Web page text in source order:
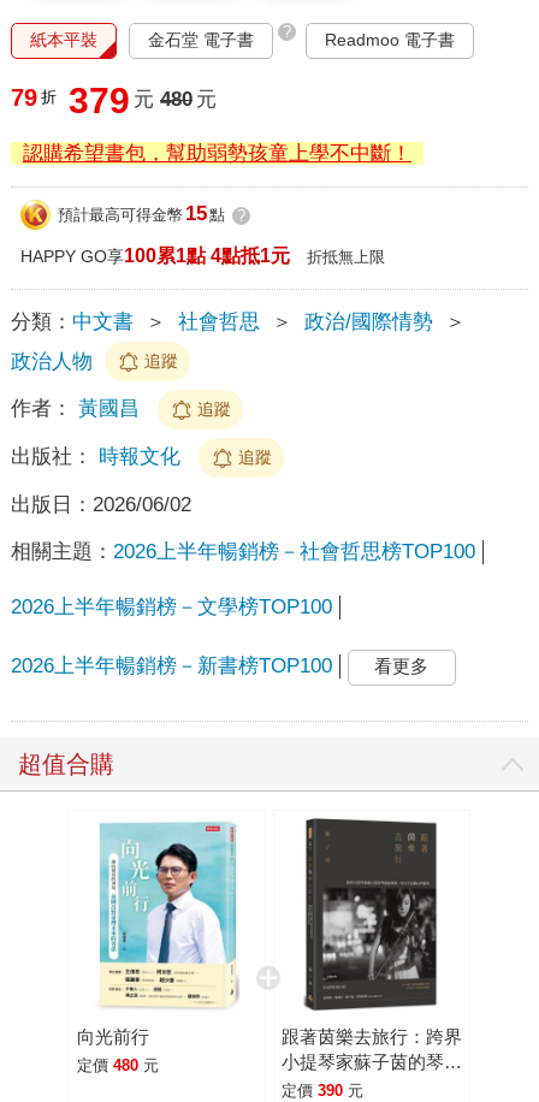
紙本平裝 金石堂 電子書 ? Readmoo 電子書
79 折 379 元 480 元
認購希望書包，幫助弱勢孩童上學不中斷！
預計最高可得金幣 15點 ?
HAPPY GO享100累1點 4點抵1元 折抵無上限
分類： 中文書 ＞ 社會哲思 ＞ 政治/國際情勢
＞
政治人物
追蹤
作者： 黃國昌 追蹤
出版社： 時報文化 追蹤
出版日： 2026/06/02
相關主題： 2026上半年暢銷榜－社會哲思榜TOP100
2026上半年暢銷榜－文學榜TOP100
2026上半年暢銷榜－新書榜TOP100 看更多
超值合購
向光前行
定價 480 元
跟著茵樂去旅行：跨界
小提琴家蘇子茵的琴旅
協奏曲，用文字記錄心
定價 390 元